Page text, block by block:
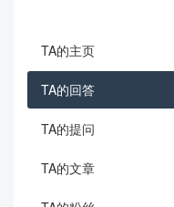
TA的主页
TA的回答
TA的提问
TA的文章